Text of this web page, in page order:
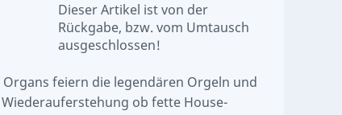
Dieser Artikel ist von der
Rückgabe, bzw. vom Umtausch
ausgeschlossen!
feiern die legendären Orgeln und
ob fette House-